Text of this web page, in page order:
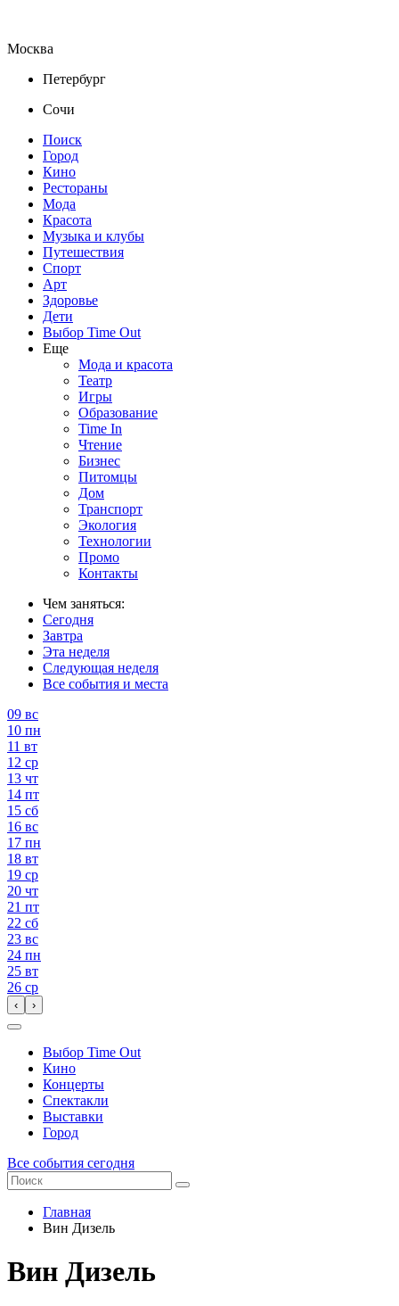
Москва
Петербург
Сочи
Поиск
Город
Кино
Рестораны
Мода
Красота
Музыка и клубы
Путешествия
Спорт
Арт
Здоровье
Дети
Выбор Time Out
Еще
Мода и красота
Театр
Игры
Образование
Time In
Чтение
Бизнес
Питомцы
Дом
Транспорт
Экология
Технологии
Промо
Контакты
Чем заняться:
Сегодня
Завтра
Эта неделя
Следующая неделя
Все события и места
09 вс
10 пн
11 вт
12 ср
13 чт
14 пт
15 сб
16 вс
17 пн
18 вт
19 ср
20 чт
21 пт
22 сб
23 вс
24 пн
25 вт
26 ср
‹ ›
Выбор Time Out
Кино
Концерты
Спектакли
Выставки
Город
Все события сегодня
Главная
Вин Дизель
Вин Дизель